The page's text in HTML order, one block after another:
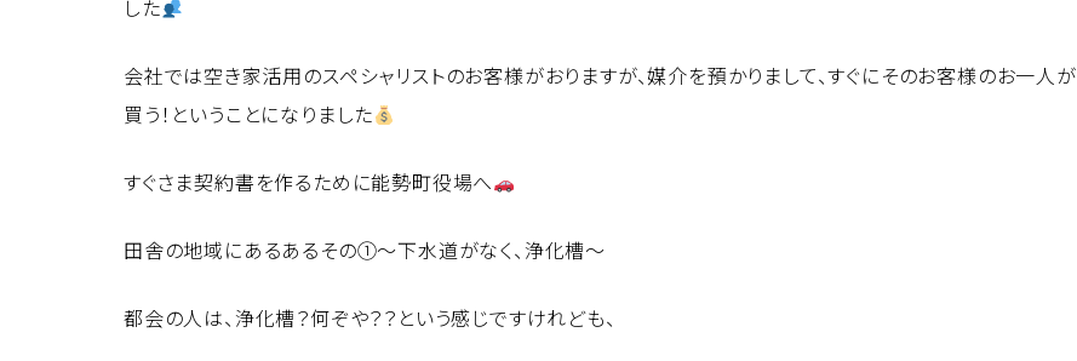
した
会社では空き家活用のスペシャリストのお客様がおりますが、媒介を預かりまして、すぐにそのお客様のお一人が
買う！ということになりました
すぐさま契約書を作るために能勢町役場へ
田舎の地域にあるあるその①～下水道がなく、浄化槽～
都会の人は、浄化槽？何ぞや？？という感じですけれども、